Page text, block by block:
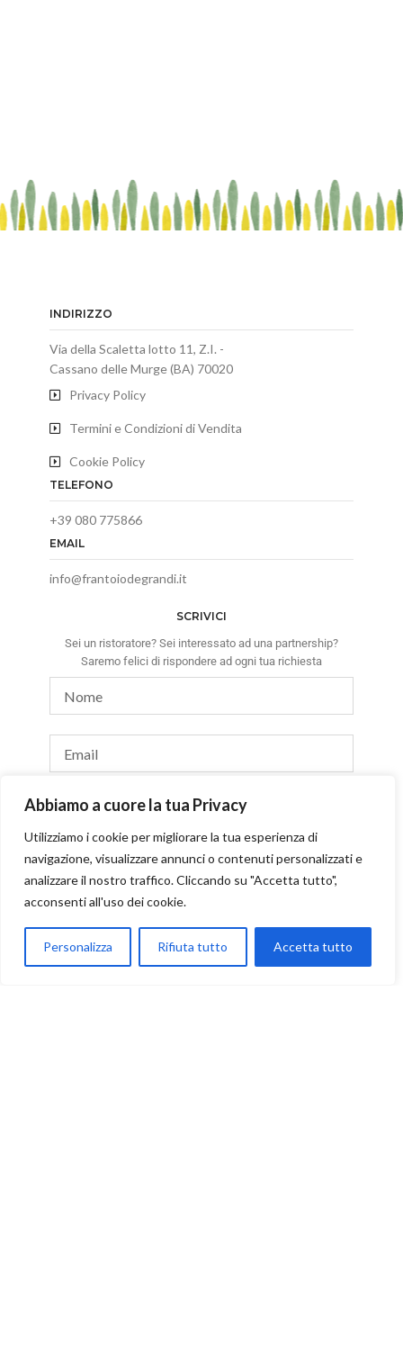
Abbiamo a cuore la tua Privacy
Utilizziamo i cookie per migliorare la tua esperienza di
navigazione, visualizzare annunci o contenuti personalizzati e
analizzare il nostro traffico. Cliccando su "Accetta tutto",
acconsenti all'uso dei cookie.
Personalizza Rifiuta tutto Accetta tutto
INDIRIZZO
Via della Scaletta lotto 11, Z.I. -
Cassano delle Murge (BA) 70020
Privacy Policy
Termini e Condizioni di Vendita
Cookie Policy
TELEFONO
+39 080 775866
EMAIL
info@frantoiodegrandi.it
SCRIVICI
Sei un ristoratore? Sei interessato ad una partnership?
Saremo felici di rispondere ad ogni tua richiesta